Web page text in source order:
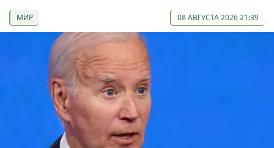
МИР 08 АВГУСТА 2026 21:39